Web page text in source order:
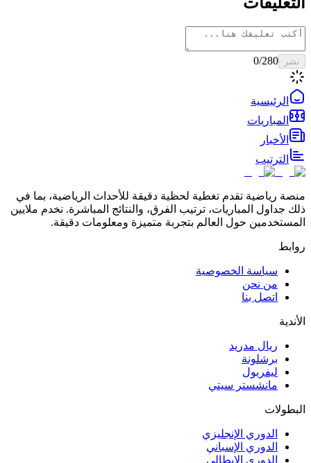
نشر 0/280
الرئيسية
المباريات
الأخبار
الترتيب
منصة رياضية تقدم تغطية لحظية دقيقة للأحداث الرياضية، بما في
ذلك جداول المباريات، ترتيب الفرق، والنتائج المباشرة. نخدم ملايين
المستخدمين حول العالم بتجربة متميزة ومعلومات دقيقة.
روابط
سياسة الخصوصية
من نحن
اتصل بنا
الأندية
ريال مدريد
برشلونة
ليفربول
مانشستر سيتي
البطولات
الدوري الإنجليزي
الدوري الإسباني
الدوري الإيطالي